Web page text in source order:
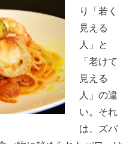
り「若く
見える
人」と
「老けて
見える
人」の違
い。それ
は、ズバ